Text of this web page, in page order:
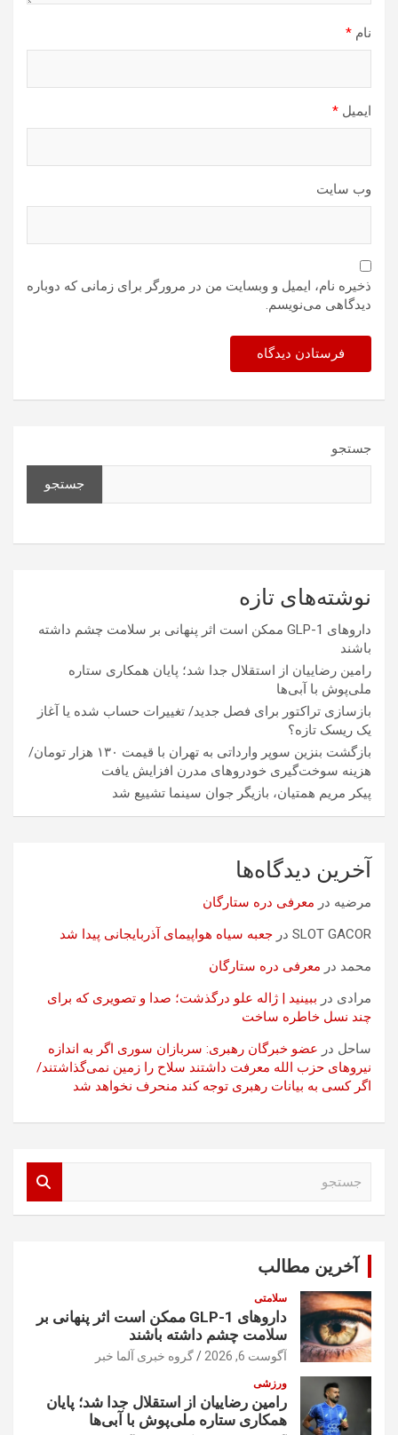
نام *
ایمیل *
وب‌ سایت
ذخیره نام، ایمیل و وبسایت من در مرورگر برای زمانی که دوباره
دیدگاهی می‌نویسم.
جستجو
جستجو
نوشته‌های تازه
داروهای GLP-1 ممکن است اثر پنهانی بر سلامت چشم داشته
باشند
رامین رضاییان از استقلال جدا شد؛ پایان همکاری ستاره
ملی‌پوش با آبی‌ها
بازسازی تراکتور برای فصل جدید/ تغییرات حساب شده یا آغاز
یک ریسک تازه؟
بازگشت بنزین سوپر وارداتی به تهران با قیمت ۱۳۰ هزار تومان/
هزینه سوخت‌گیری خودرو‌های مدرن افزایش یافت
پیکر مریم همتیان، بازیگر جوان سینما تشییع شد
آخرین دیدگاه‌ها
مرضیه در معرفی دره ستارگان
SLOT GACOR در جعبه سیاه هواپیمای آذربایجانی پیدا شد
محمد در معرفی دره ستارگان
مرادی در ببینید | ژاله علو درگذشت؛ صدا و تصویری که برای
چند نسل خاطره ساخت
ساحل در عضو خبرگان رهبری: سربازان سوری اگر به اندازه
نیروهای حزب الله معرفت داشتند سلاح را زمین نمی‌گذاشتند/
اگر کسی به بیانات رهبری توجه کند منحرف نخواهد شد
آخرین مطالب
سلامتی
داروهای GLP-1 ممکن است اثر پنهانی بر
سلامت چشم داشته باشند
آگوست 6, 2026 گروه خبری آلما خبر
ورزشی
رامین رضاییان از استقلال جدا شد؛ پایان
همکاری ستاره ملی‌پوش با آبی‌ها